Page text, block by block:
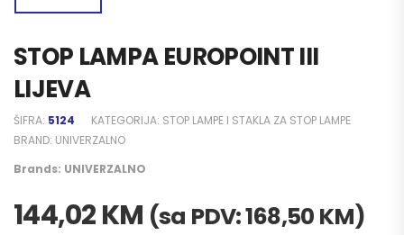
STOP LAMPA EUROPOINT III
LIJEVA
ŠIFRA: 5124 KATEGORIJA: STOP LAMPE I STAKLA ZA STOP LAMPE
BRAND: UNIVERZALNO
Brands: UNIVERZALNO
144,02KM (sa PDV:168,50 KM)